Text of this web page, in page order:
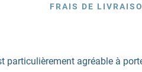
FRAIS DE
agréable à